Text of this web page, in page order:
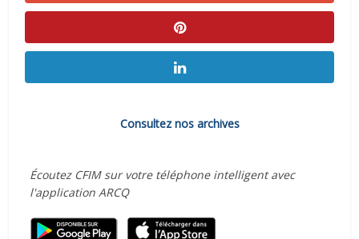
Consultez nos archives
Écoutez CFIM sur votre téléphone intelligent avec
l'application ARCQ